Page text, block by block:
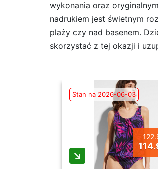
wykonania oraz
nadrukiem jest świetnym
plaży czy nad basenem.
skorzystać z tej okazji i
Stan na 2026-06-03